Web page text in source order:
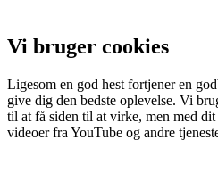
Vi bruger cookies
Ligesom en god hest fortjener en
give dig den bedste oplevelse. Vi
til at få siden til at virke, men med
videoer fra YouTube og andre